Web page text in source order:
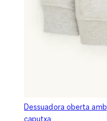
Dessuadora oberta amb
caputxa